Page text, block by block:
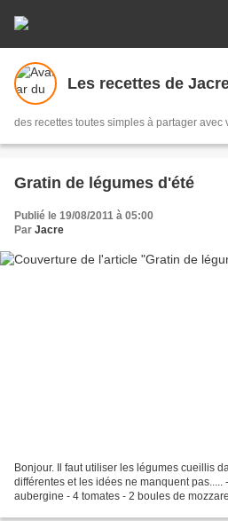
Les recettes de
des recettes toutes simples à partager avec
Gratin de légumes d'été
Publié le 19/08/2011 à 05:00
Par Jacre
Bonjour. Il faut utiliser les légumes cueillis
différentes et les idées ne manquent pas.....
aubergine - 4 tomates - 2 boules de